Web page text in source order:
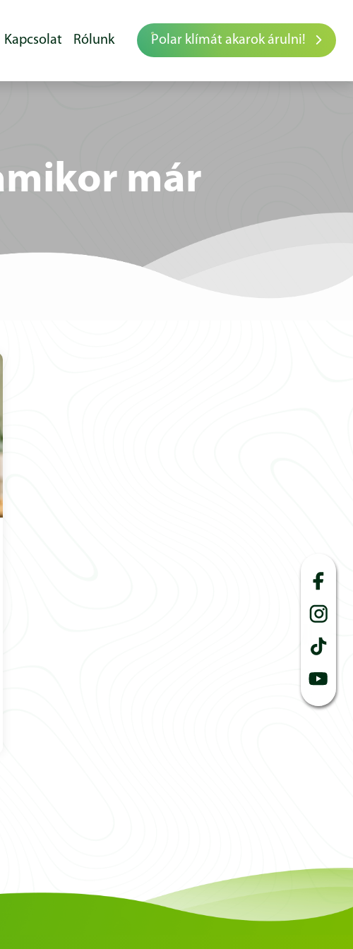
Kapcsolat Rólunk Polar klímát akarok árulni!
már